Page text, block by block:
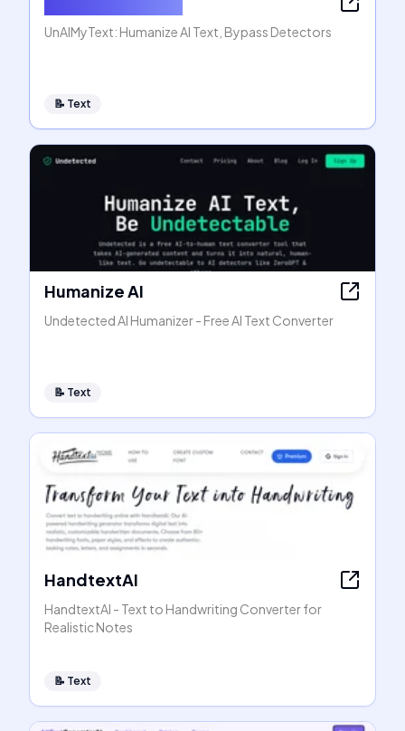
UnAIMyText: Humanize AI Text, Bypass Detectors
📝 Text
Humanize AI
Undetected AI Humanizer - Free AI Text Converter
📝 Text
HandtextAI
HandtextAI - Text to Handwriting Converter for
Realistic Notes
📝 Text